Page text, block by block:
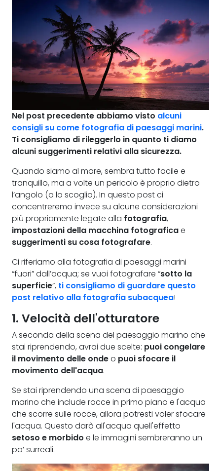
Nel post precedente abbiamo visto alcuni
consigli su come fotografia di paesaggi marini.
Ti consigliamo di rileggerlo in quanto ti diamo
alcuni suggerimenti relativi alla sicurezza.
Quando siamo al mare, sembra tutto facile e
tranquillo, ma a volte un pericolo è proprio dietro
l’angolo (o lo scoglio). In questo post ci
concentreremo invece su alcune considerazioni
più propriamente legate alla fotografia,
impostazioni della macchina fotograficae
suggerimenti su cosa fotografare.
Ci riferiamo alla fotografia di paesaggi marini
“fuori” dall’acqua; se vuoi fotografare “sotto la
superficie”, ti consigliamo di guardare questo
post relativo alla fotografia subacquea!
1. Velocità dell'otturatore
A seconda della scena del paesaggio marino che
stai riprendendo, avrai due scelte: puoi congelare
il movimento delle ondeo puoi sfocare il
movimento dell'acqua.
Se stai riprendendo una scena di paesaggio
marino che include rocce in primo piano e l'acqua
che scorre sulle rocce, allora potresti voler sfocare
l'acqua. Questo darà all'acqua quell'effetto
setoso e morbido e le immagini sembreranno un
po’ surreali.